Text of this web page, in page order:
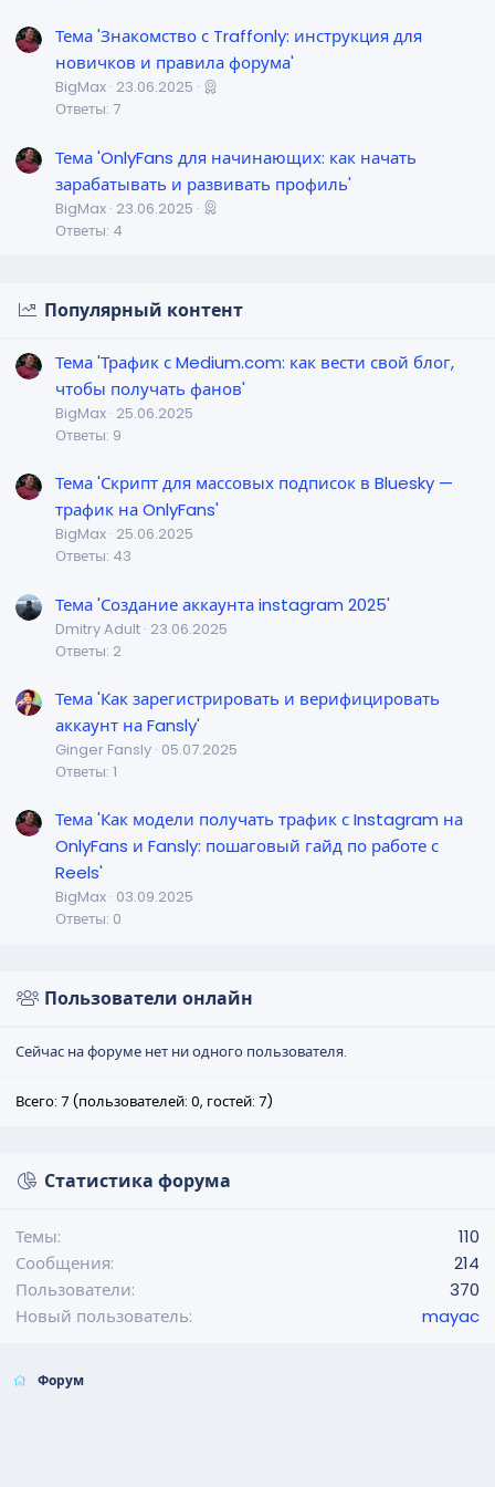
Тема 'Знакомство с Traffonly: инструкция для
новичков и правила форума'
BigMax 23.06.2025
Ответы: 7
Тема 'OnlyFans для начинающих: как начать
зарабатывать и развивать профиль'
BigMax 23.06.2025
Ответы: 4
Популярный контент
Тема 'Трафик с Medium.com: как вести свой блог,
чтобы получать фанов'
BigMax 25.06.2025
Ответы: 9
Тема 'Скрипт для массовых подписок в Bluesky —
трафик на OnlyFans'
BigMax 25.06.2025
Ответы: 43
Тема 'Создание аккаунта instagram 2025'
Dmitry Adult 23.06.2025
Ответы: 2
Тема 'Как зарегистрировать и верифицировать
аккаунт на Fansly'
Ginger Fansly 05.07.2025
Ответы: 1
Тема 'Как модели получать трафик с Instagram на
OnlyFans и Fansly: пошаговый гайд по работе с
Reels'
BigMax 03.09.2025
Ответы: 0
Пользователи онлайн
Сейчас на форуме нет ни одного пользователя.
Всего: 7 (пользователей: 0, гостей: 7)
Статистика форума
Темы
110
Сообщения
214
Пользователи
370
Новый пользователь
mayac
Форум